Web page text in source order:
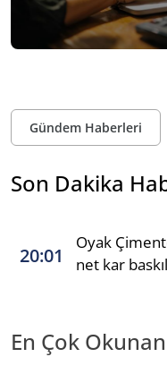
Gündem Haberleri
Son Dakika
20:01
Oyak
net kar
En Çok